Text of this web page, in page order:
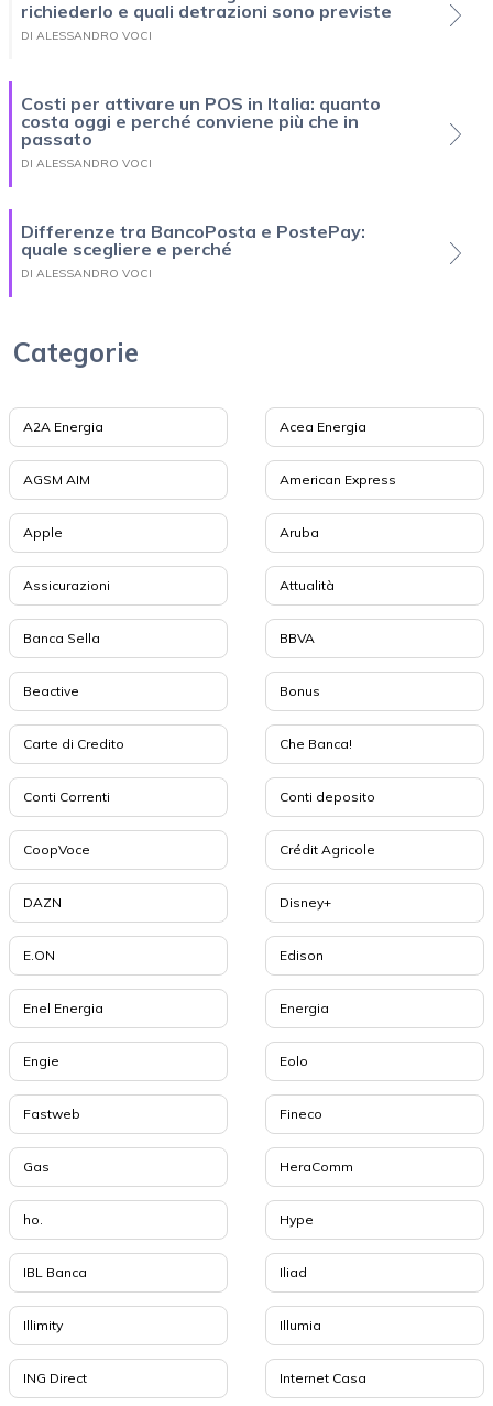
richiederlo e quali detrazioni sono previste
DI ALESSANDRO VOCI
Costi per attivare un POS in Italia: quanto
costa oggi e perché conviene più che in
passato
DI ALESSANDRO VOCI
Differenze tra BancoPosta e PostePay:
quale scegliere e perché
DI ALESSANDRO VOCI
Categorie
A2A Energia Acea Energia
AGSM AIM American Express
Apple Aruba
Assicurazioni Attualità
Banca Sella BBVA
Beactive Bonus
Carte di Credito Che Banca!
Conti Correnti Conti deposito
CoopVoce Crédit Agricole
DAZN Disney+
E.ON Edison
Enel Energia Energia
Engie Eolo
Fastweb Fineco
Gas HeraComm
ho. Hype
IBL Banca Iliad
Illimity Illumia
ING Direct Internet Casa